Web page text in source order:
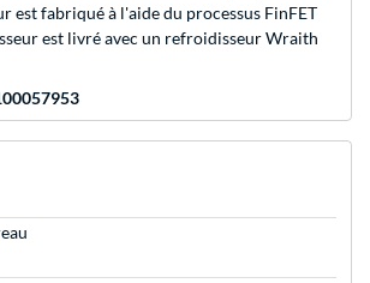
est fabriqué à l'aide du processus FinFET
est livré avec un refroidisseur Wraith